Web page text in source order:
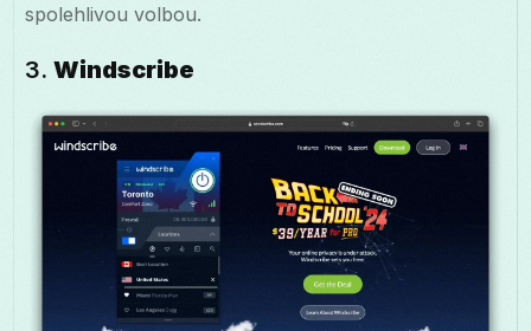
spolehlivou volbou.
3.Windscribe